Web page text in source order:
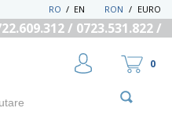
RON / EURO
EN
/
RO
/ 0723.531.822 /
0